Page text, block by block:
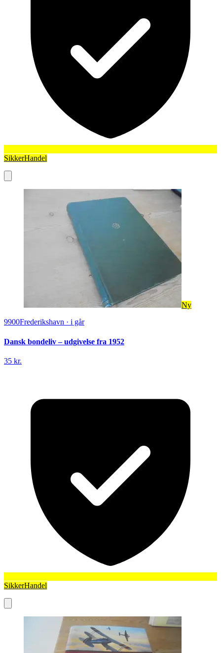
SikkerHandel
Ny
9900Frederikshavn · i går
Dansk bondeliv – udgivelse fra 1952
35 kr.
SikkerHandel